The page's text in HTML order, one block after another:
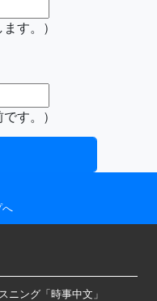
す。）
す。）
へ
ニング「時事中文」